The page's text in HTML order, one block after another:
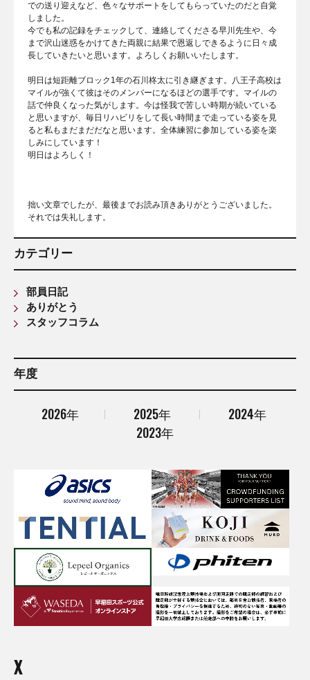
での送り迎えなど、色々なサポートをしてもらっていたのだと自覚
しました。
今でも私の記録をチェックして、連絡してくださる早川先生や、今
まで沢山迷惑をかけてきた両親に結果で恩返しできるように日々成
長していきたいと思います。よろしくお願いいたします。
明日は短距離ブロック1年の石川柊太に引き継ぎます。八王子高校は
マイルが強くて彼はそのメンバーになるほどの選手です。マイルの
話で仲良くなった気がします。今は怪我で苦しい時期が続いている
と思いますが、毎日リハビリをして長い時間まで走っている姿を見
ると私もまだまだだなと思います。全体練習に参加している姿を楽
しみにしています！
明日はよろしく！
拙い文章でしたが、最後までお読み頂きありがとうございました。
それでは失礼します。
カテゴリー
部員日記
ありがとう
スタッフコラム
年度
2026年 2025年
2024年
2023年
X